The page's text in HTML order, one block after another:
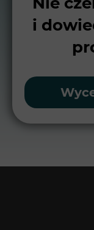
i